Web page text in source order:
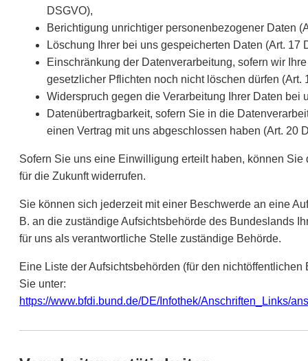
DSGVO),
Berichtigung unrichtiger personenbezogener Daten
Löschung Ihrer bei uns gespeicherten Daten (Art. 17
Einschränkung der Datenverarbeitung, sofern wir
gesetzlicher Pflichten noch nicht löschen dürfen (Art.
Widerspruch gegen die Verarbeitung Ihrer Daten bei
Datenübertragbarkeit, sofern Sie in die
einen Vertrag mit uns abgeschlossen haben (Art. 20
Sofern Sie uns eine Einwilligung erteilt haben, können Sie
für die Zukunft widerrufen.
Sie können sich jederzeit mit einer Beschwerde an eine
B. an die zuständige Aufsichtsbehörde des Bundeslands
für uns als verantwortliche Stelle zuständige Behörde.
Eine Liste der Aufsichtsbehörden (für den nichtöffentlichen
Sie unter:
https://www.bfdi.bund.de/DE/Infothek/Anschriften_Links/